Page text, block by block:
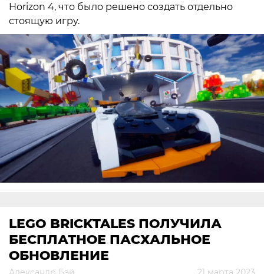
Horizon 4, что было решено создать отдельно
стоящую игру.
LEGO BRICKTALES ПОЛУЧИЛА
БЕСПЛАТНОЕ ПАСХАЛЬНОЕ
ОБНОВЛЕНИЕ